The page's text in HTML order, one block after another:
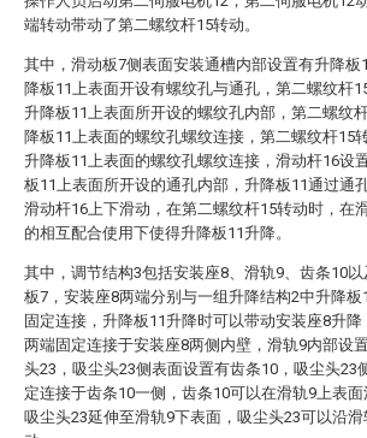
端转动带动了第二螺纹杆15转动。
其中，滑动板7侧表面安装通槽内部设置有升降板
降板11上表面开设有螺纹孔与通孔，第二螺纹杆
升降板11上表面所开设的螺纹孔内部，第二螺纹
降板11上表面的螺纹孔螺纹连接，第二螺纹杆15
升降板11上表面的螺纹孔螺纹连接，滑动杆16设
板11上表面所开设的通孔内部，升降板11通过通
滑动杆16上下滑动，在第二螺纹杆15转动时，在
的相互配合使用下使得升降板11升降。
其中，调节结构3包括安装座8、滑轨9、齿条10以
板7，安装座8两端分别与一组升降结构2中升降板
固定连接，升降板11升降时可以带动安装座8升降
两端固定连接于安装座8两侧内壁，滑轨9内部设
头23，吸尘头23侧表面设置有齿条10，吸尘头23
定连接于齿条10一侧，齿条10可以在滑轨9上表面
吸尘头23延伸至滑轨9下表面，吸尘头23可以沿滑